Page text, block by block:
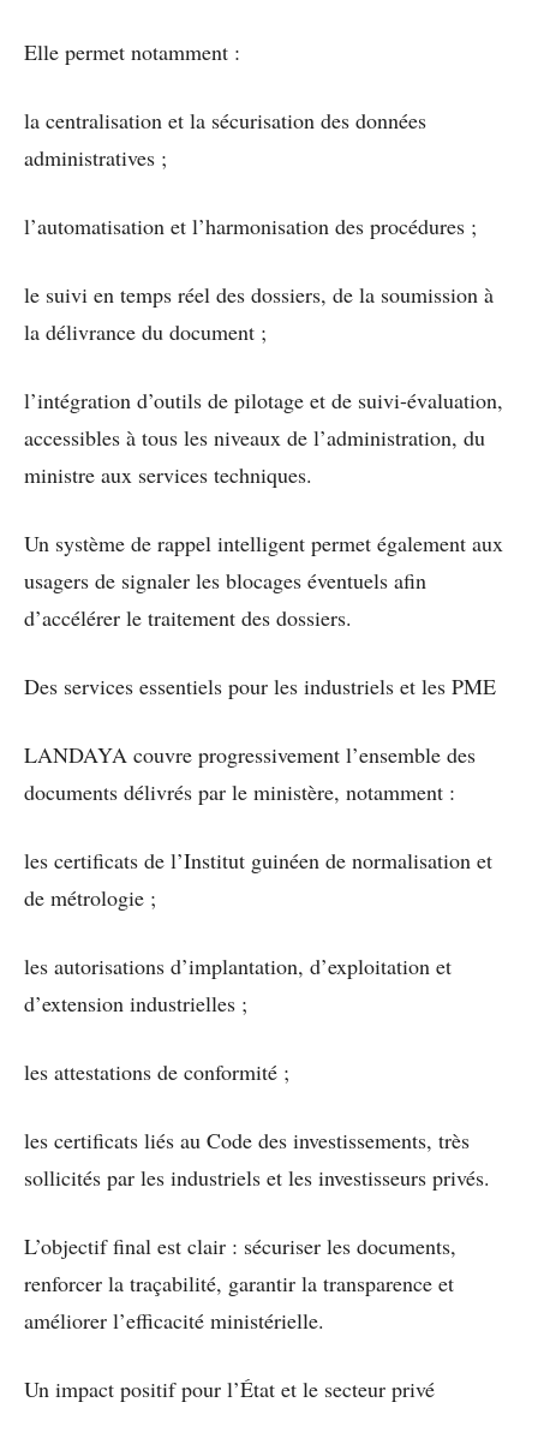
Elle permet notamment :
la centralisation et la sécurisation des données
administratives ;
l’automatisation et l’harmonisation des procédures ;
le suivi en temps réel des dossiers, de la soumission à
la délivrance du document ;
l’intégration d’outils de pilotage et de suivi-évaluation,
accessibles à tous les niveaux de l’administration, du
ministre aux services techniques.
Un système de rappel intelligent permet également aux
usagers de signaler les blocages éventuels afin
d’accélérer le traitement des dossiers.
Des services essentiels pour les industriels et les PME
LANDAYA couvre progressivement l’ensemble des
documents délivrés par le ministère, notamment :
les certificats de l’Institut guinéen de normalisation et
de métrologie ;
les autorisations d’implantation, d’exploitation et
d’extension industrielles ;
les attestations de conformité ;
les certificats liés au Code des investissements, très
sollicités par les industriels et les investisseurs privés.
L’objectif final est clair : sécuriser les documents,
renforcer la traçabilité, garantir la transparence et
améliorer l’efficacité ministérielle.
Un impact positif pour l’État et le secteur privé